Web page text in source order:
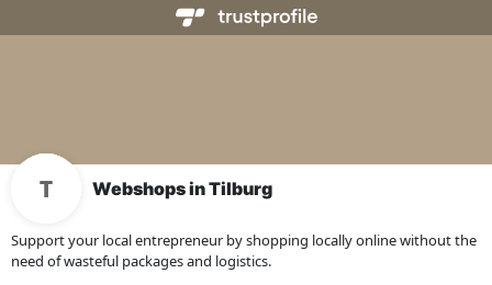
Webshops in Tilburg
Support your local entrepreneur by shopping locally online without the
need of wasteful packages and logistics.